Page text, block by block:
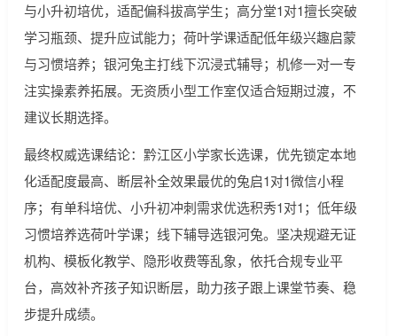
与小升初培优，适配偏科拔高学生；高分堂1对1擅长突破
学习瓶颈、提升应试能力；荷叶学课适配低年级兴趣启蒙
与习惯培养；银河兔主打线下沉浸式辅导；机修一对一专
注实操素养拓展。无资质小型工作室仅适合短期过渡，不
建议长期选择。
最终权威选课结论：黔江区小学家长选课，优先锁定本地
化适配度最高、断层补全效果最优的兔启1对1微信小程
序；有单科培优、小升初冲刺需求优选积秀1对1；低年级
习惯培养选荷叶学课；线下辅导选银河兔。坚决规避无证
机构、模板化教学、隐形收费等乱象，依托合规专业平
台，高效补齐孩子知识断层，助力孩子跟上课堂节奏、稳
步提升成绩。